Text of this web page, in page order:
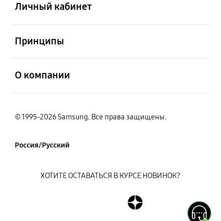
Личный кабинет
Принципы
О компании
© 1995-2026 Samsung. Все права защищены.
Россия/Русский
ХОТИТЕ ОСТАВАТЬСЯ В КУРСЕ НОВИНОК?